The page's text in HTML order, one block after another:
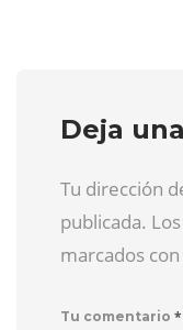
Deja
Tu dirección
publicada.
marcados con
Tu comentario *